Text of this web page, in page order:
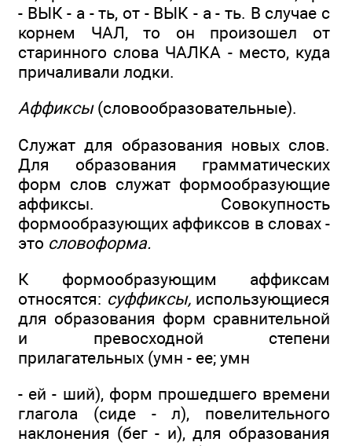
- ВЫК - а - ть, от - ВЫК - а - ть. В случае с
корнем ЧАЛ, то он произошел от
старинного слова ЧАЛКА - место, куда
причаливали лодки.
Аффиксы (словообразовательные).
Служат для образования новых слов.
Для образования грамматических
форм слов служат формообразующие
аффиксы. Совокупность
формообразующих аффиксов в словах -
это словоформа.
К формообразующим аффиксам
относятся: суффиксы,использующиеся
для образования форм сравнительной
и превосходной степени
прилагательных (умн - ее; умн
- ей - ший), форм прошедшего времени
глагола (сиде - л), повелительного
наклонения (бег - и), для образования